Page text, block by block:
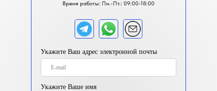
Время работы: Пн.-Пт.: 09:00-18:00
Укажите Ваш адрес электронной почты
Укажите Ваше имя